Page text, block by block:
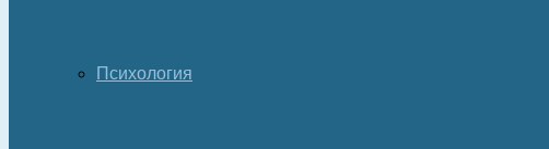
Психология